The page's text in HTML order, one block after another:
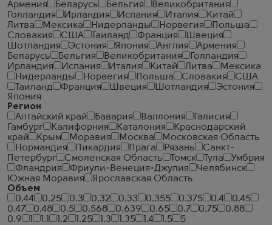
Армения
Беларусь Бельгия
Великобритания
Голландия
Ирландия Испания Италия
Китай
Литва
Мексика Нидерланды Норвегия
Польша
Словакия
США Таиланд Франция
Швеция
Шотландия
Эстония Япония Англия
Армения
Беларусь
Бельгия Великобритания
Голландия
Ирландия
Испания Италия Китай Литва
Мексика
Нидерланды
Норвегия Польша Словакия
США
Таиланд
Франция Швеция Шотландия
Эстония
Япония
Регион
Алтайский край
Бавария Валлония
Галисия
Гамбург
Калифорния Каталония
Краснодарский
край
Крым Моравия Москва
Московская Область
Нормандия
Пикардия Прага Рязань
Санкт-
Петербург
Смоленская Область Томск Тула
Умбрия
Фландрия
Фриули-Венеция-Джулия
Челябинск
Южная Моравия
Ярославская Область
Объем
0.44
0.25 0.3 0.32 0.33 0.355 0.375 0.4
0.45
0.47
0.48 0.5 0.568 0.639 0.65 0.7 0.75
0.88
0.9
1.1 1.2 1.25 1.3 1.35 1.4 1.5
5